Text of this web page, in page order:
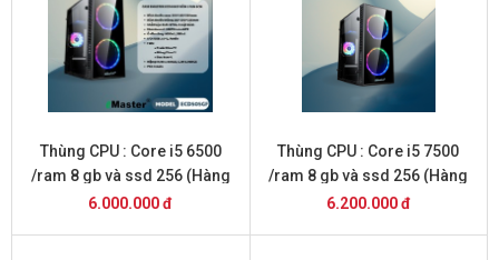
Thùng CPU : Core i5 6500
/ram 8 gb và ssd 256 (Hàng
Mới 2026 )
6.000.000 đ
Thùng CPU : Core i5 7500
/ram 8 gb và ssd 256 (Hàng
Mới 2026 )
6.200.000 đ